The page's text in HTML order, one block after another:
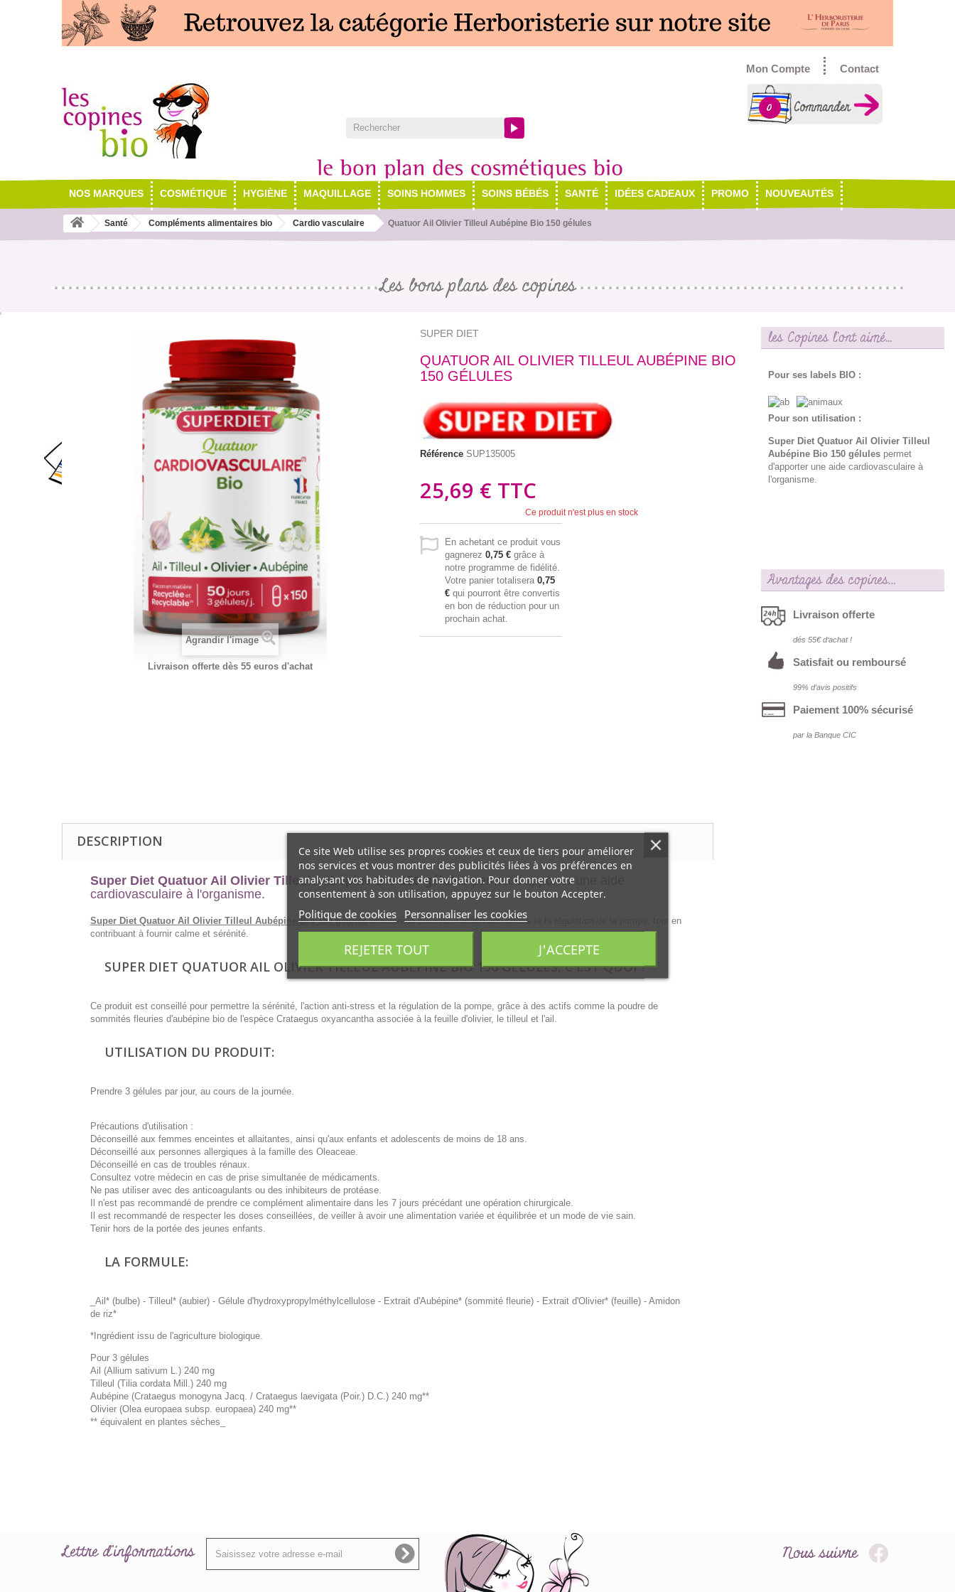
Contact
Mon Compte
0
NOS MARQUES COSMÉTIQUE HYGIÈNE MAQUILLAGE SOINS HOMMES SOINS BÉBÉS SANTÉ IDÉES CADEAUX PROMO NOUVEAUTÉS
Santé Compléments alimentaires bio Cardio vasculaire Quatuor Ail Olivier Tilleul Aubépine Bio 150 gélules
Les bons plans des copines
Agrandir l'image
Livraison offerte dès 55 euros d'achat
SUPER DIET
QUATUOR AIL OLIVIER TILLEUL AUBÉPINE BIO
150 GÉLULES
Référence SUP135005
25,69 € TTC
Ce produit n'est plus en stock
En achetant ce produit vous
gagnerez 0,75 € grâce à
notre programme de fidélité.
Votre panier totalisera 0,75
€ qui pourront être convertis
en bon de réduction pour un
prochain achat.
les Copines l'ont aimé...
Pour ses labels BIO :
Pour son utilisation :
Super Diet Quatuor Ail Olivier Tilleul
Aubépine Bio 150 gélulespermet
d'apporter une aide cardiovasculaire à
l'organisme.
Avantages des copines…
Livraison offerte
dés 55€ d‘achat !
Satisfait ou remboursé
99% d‘avis positifs
Paiement 100% sécurisé
par la Banque CIC
DESCRIPTION
Super Diet Quatuor Ail Olivier Tilleul Aubépine Bio 150 gélulespermet d'apporter une aide
cardiovasculaire à l'organisme.
Super Diet Quatuor Ail Olivier Tilleul Aubépine Bio 150 gélulesaméliore la sérénité, l'action anti-stress et la régulation de la pompe, tout en
contribuant à fournir calme et sérénité.
SUPER DIET QUATUOR AIL OLIVIER TILLEUL AUBÉPINE BIO 150 GÉLULES, C'EST QUOI ?
Ce produit est conseillé pour permettre la sérénité, l'action anti-stress et la régulation de la pompe, grâce à des actifs comme la poudre de
sommités fleuries d'aubépine bio de l'espèce Crataegus oxyancantha associée à la feuille d'olivier, le tilleul et l'ail.
UTILISATION DU PRODUIT:
Prendre 3 gélules par jour, au cours de la journée.
Précautions d'utilisation :
Déconseillé aux femmes enceintes et allaitantes, ainsi qu'aux enfants et adolescents de moins de 18 ans.
Déconseillé aux personnes allergiques à la famille des Oleaceae.
Déconseillé en cas de troubles rénaux.
Consultez votre médecin en cas de prise simultanée de médicaments.
Ne pas utiliser avec des anticoagulants ou des inhibiteurs de protéase.
Il n'est pas recommandé de prendre ce complément alimentaire dans les 7 jours précédant une opération chirurgicale.
Il est recommandé de respecter les doses conseillées, de veiller à avoir une alimentation variée et équilibrée et un mode de vie sain.
Tenir hors de la portée des jeunes enfants.
LA FORMULE:
_Ail* (bulbe) - Tilleul* (aubier) - Gélule d'hydroxypropylméthylcellulose - Extrait d'Aubépine* (sommité fleurie) - Extrait d'Olivier* (feuille) - Amidon
de riz*
*Ingrédient issu de l'agriculture biologique.
Pour 3 gélules
Ail (Allium sativum L.) 240 mg
Tilleul (Tilia cordata Mill.) 240 mg
Aubépine (Crataegus monogyna Jacq. / Crataegus laevigata (Poir.) D.C.) 240 mg**
Olivier (Olea europaea subsp. europaea) 240 mg**
** équivalent en plantes sèches_
Ce site Web utilise ses propres cookies et ceux de tiers pour améliorer
nos services et vous montrer des publicités liées à vos préférences en
analysant vos habitudes de navigation. Pour donner votre
consentement à son utilisation, appuyez sur le bouton Accepter.
Politique de cookies Personnaliser les cookies
REJETER TOUT J'ACCEPTE
Lettre d'informations Nous suivre